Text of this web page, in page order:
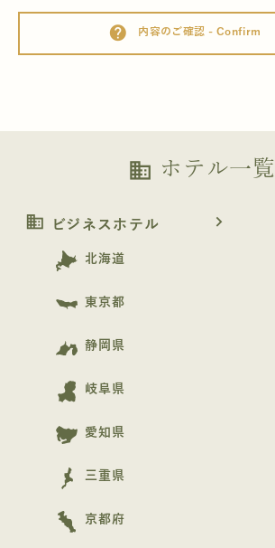
help 内容のご確認 - Confirm
business ホテル一覧
business ビジネスホテル navigate_next
北海道
東京都
静岡県
岐阜県
愛知県
三重県
京都府